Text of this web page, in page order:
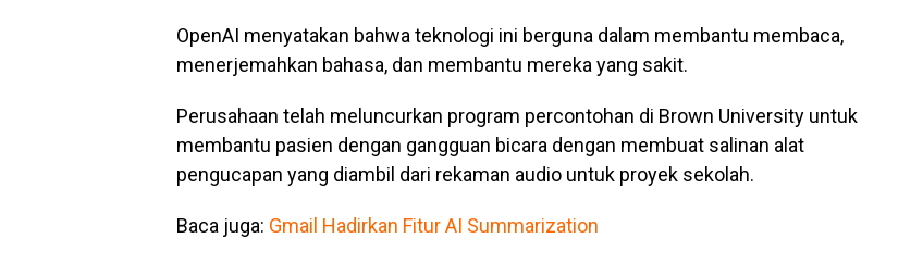
OpenAI menyatakan bahwa teknologi ini berguna dalam membantu membaca,
menerjemahkan bahasa, dan membantu mereka yang sakit.
Perusahaan telah meluncurkan program percontohan di Brown University untuk
membantu pasien dengan gangguan bicara dengan membuat salinan alat
pengucapan yang diambil dari rekaman audio untuk proyek sekolah.
Baca juga: Gmail Hadirkan Fitur AI Summarization